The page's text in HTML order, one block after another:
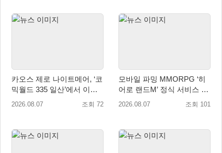
카오스 제로 나이트메어, ‘코
믹월드 335 일산’에서 이용
자 소통 예고
2026.08.07 조회 72
모바일 파밍 MMORPG ‘히
어로 랜드M’ 정식 서비스 돌
입
2026.08.07 조회 101